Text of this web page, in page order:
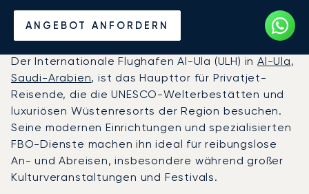
ANGEBOT ANFORDERN
Privatjet chartern zum
Flughafen Al-Ula
Der Internationale Flughafen Al-Ula (ULH) in Al-Ula,
Saudi-Arabien, ist das Haupttor für Privatjet-
Reisende, die die UNESCO-Welterbestätten und
luxuriösen Wüstenresorts der Region besuchen.
Seine modernen Einrichtungen und spezialisierten
FBO-Dienste machen ihn ideal für reibungslose
An- und Abreisen, insbesondere während großer
Kulturveranstaltungen und Festivals.